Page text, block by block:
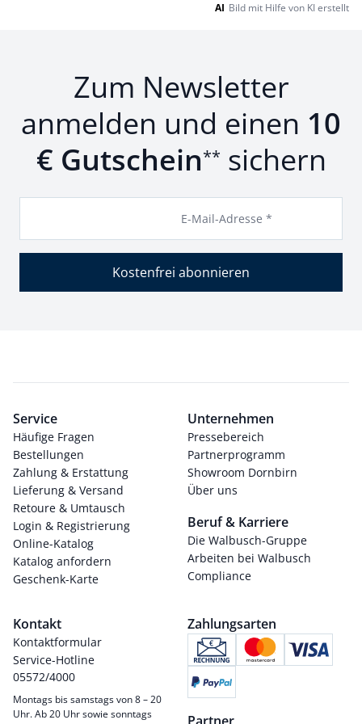
AI Bild mit Hilfe von KI erstellt
Zum Newsletter
anmelden und einen 10
€ Gutschein** sichern
E-Mail-Adresse *
Kostenfrei abonnieren
Service
Häufige Fragen
Bestellungen
Zahlung & Erstattung
Lieferung & Versand
Retoure & Umtausch
Login & Registrierung
Online-Katalog
Katalog anfordern
Geschenk-Karte
Unternehmen
Pressebereich
Partnerprogramm
Showroom Dornbirn
Über uns
Beruf & Karriere
Die Walbusch-Gruppe
Arbeiten bei Walbusch
Compliance
Kontakt
Kontaktformular
Service-Hotline
05572/4000
Montags bis samstags von 8 – 20
Uhr. Ab 20 Uhr sowie sonntags
Zahlungsarten